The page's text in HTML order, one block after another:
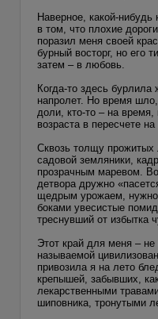
Наверное, какой-
в том, что плохие
поразил меня своей
бурный восторг, но его
затем – в любовь.
Когда-то здесь
напролет. Но время
доли, кто-то – на
возраста в пересчете
Сквозь толщу прожитых
садовой земляники,
прозрачным маревом.
детвора дружно
щедрым урожаем, нужно
боками увесистые
треснувший от избытка
Этот край для меня –
называемой
привозила я на лето
крепышей, забывших,
лекарственными
шиповника, тронутыми